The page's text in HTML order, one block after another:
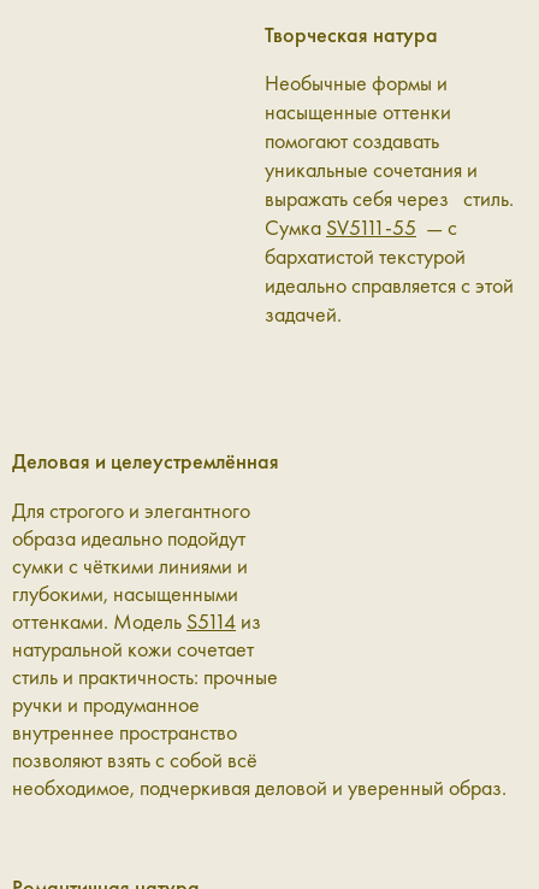
Творческая натура
Необычные формы и
насыщенные оттенки
помогают создавать
уникальные сочетания и
выражать себя через стиль.
Сумка SV5111-55 — с
бархатистой текстурой
идеально справляется с этой
задачей.
Деловая и целеустремлённая
Для строгого и элегантного
образа идеально подойдут
сумки с чёткими линиями и
глубокими, насыщенными
оттенками. Модель S5114 из
натуральной кожи сочетает
стиль и практичность: прочные
ручки и продуманное
внутреннее пространство
позволяют взять с собой всё
необходимое, подчеркивая деловой и уверенный образ.